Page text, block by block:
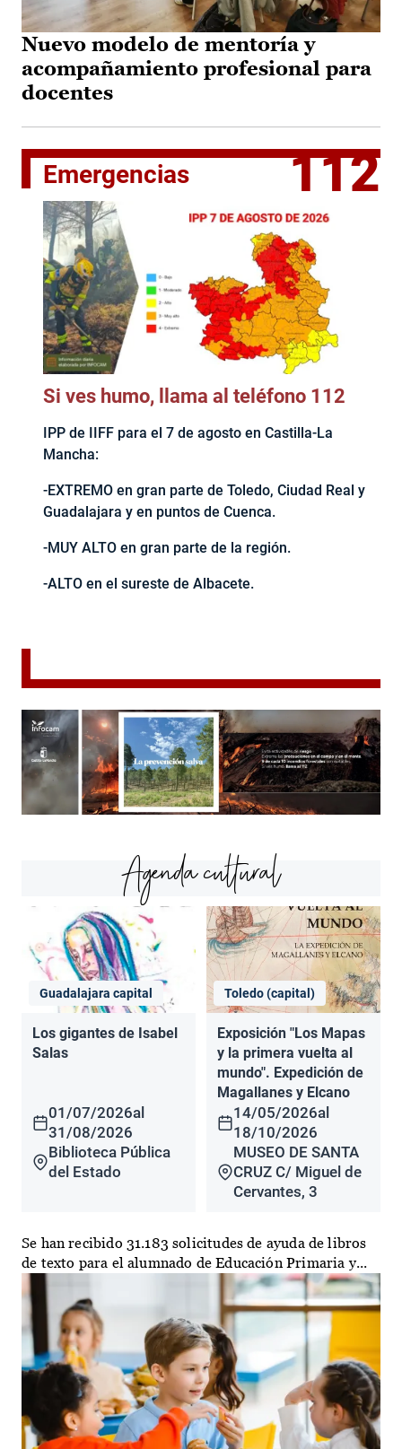
Nuevo modelo de mentoría y
acompañamiento profesional para
docentes
Emergencias 112
Si ves humo, llama al teléfono 112
IPP de IIFF para el 7 de agosto en Castilla-La
Mancha:
-EXTREMO en gran parte de Toledo, Ciudad Real y
Guadalajara y en puntos de Cuenca.
-MUY ALTO en gran parte de la región.
-ALTO en el sureste de Albacete.
Agenda cultural
Guadalajara capital
Los gigantes de Isabel
Salas
01/07/2026al
31/08/2026
Biblioteca Pública
del Estado
Toledo (capital)
Exposición "Los Mapas
y la primera vuelta al
mundo". Expedición de
Magallanes y Elcano
14/05/2026al
18/10/2026
MUSEO DE SANTA
CRUZ C/ Miguel de
Cervantes, 3
Se han recibido 31.183 solicitudes de ayuda de libros
de texto para el alumnado de Educación Primaria y...